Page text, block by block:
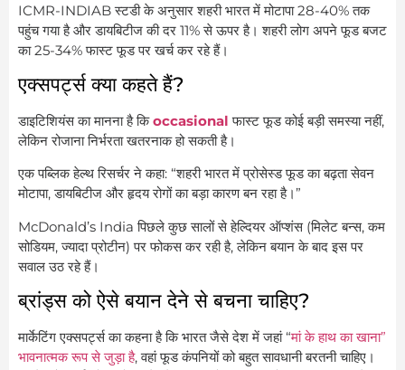
ICMR-INDIAB स्टडी के अनुसार शहरी भारत में मोटापा 28-40% तक
पहुंच गया है और डायबिटीज की दर 11% से ऊपर है। शहरी लोग अपने फूड बजट
का 25-34% फास्ट फूड पर खर्च कर रहे हैं।
एक्सपर्ट्स क्या कहते हैं?
डाइटिशियंस का मानना है किoccasional फास्ट फूड कोई बड़ी समस्या नहीं,
लेकिन रोजाना निर्भरता खतरनाक हो सकती है।
एक पब्लिक हेल्थ रिसर्चर ने कहा: “शहरी भारत में प्रोसेस्ड फूड का बढ़ता सेवन
मोटापा, डायबिटीज और हृदय रोगों का बड़ा कारण बन रहा है।”
McDonald’s India पिछले कुछ सालों से हेल्दियर ऑप्शंस (मिलेट बन्स, कम
सोडियम, ज्यादा प्रोटीन) पर फोकस कर रही है, लेकिन बयान के बाद इस पर
सवाल उठ रहे हैं।
ब्रांड्स को ऐसे बयान देने से बचना चाहिए?
मार्केटिंग एक्सपर्ट्स का कहना है कि भारत जैसे देश में जहां “मां के हाथ का खाना”
भावनात्मक रूप से जुड़ा है, वहां फूड कंपनियों को बहुत सावधानी बरतनी चाहिए।